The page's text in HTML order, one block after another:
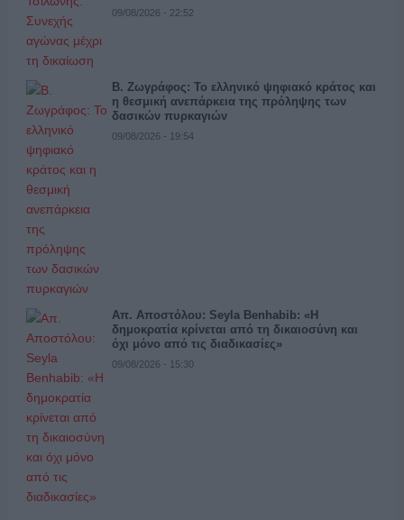
09/08/2026 - 22:52
Β. Ζωγράφος: Το ελληνικό ψηφιακό κράτος και
η θεσμική ανεπάρκεια της πρόληψης των
δασικών πυρκαγιών
09/08/2026 - 19:54
Απ. Αποστόλου: Seyla Benhabib: «Η
δημοκρατία κρίνεται από τη δικαιοσύνη και
όχι μόνο από τις διαδικασίες»
09/08/2026 - 15:30